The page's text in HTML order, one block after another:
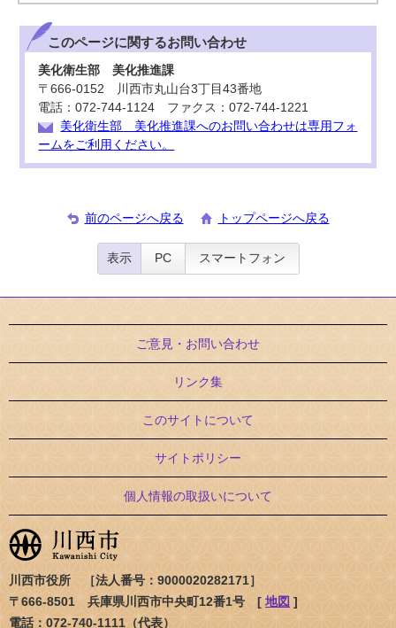
このページに関するお問い合わせ
美化衛生部 美化推進課
〒666-0152 川西市丸山台3丁目43番地
電話：072-744-1124 ファクス：072-744-1221
美化衛生部 美化推進課へのお問い合わせは専用フォ
ームをご利用ください。
前のページへ戻る トップページへ戻る
表示 PC スマートフォン
ご意見・お問い合わせ
リンク集
このサイトについて
サイトポリシー
個人情報の取扱いについて
川西市役所 ［法人番号：9000020282171］
〒666-8501 兵庫県川西市中央町12番1号 [ 地図 ]
電話：072-740-1111（代表）